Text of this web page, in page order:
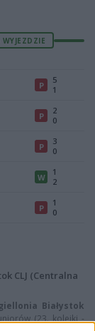
P
5
1
P
2
0
P
3
0
W
1
2
P
1
0
CLJ (Centralna
Białystok
(23. kolejki -